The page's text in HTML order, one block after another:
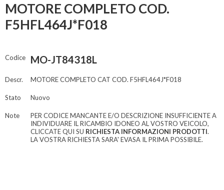
MOTORE COMPLETO COD.
F5HFL464J*F018
Codice MO-JT84318L
Descr. MOTORE COMPLETO CAT COD. F5HFL464J*F018
Stato Nuovo
Note
PER CODICE MANCANTE E/O DESCRIZIONE INSUFFICIENTE A
INDIVIDUARE IL RICAMBIO IDONEO AL VOSTRO VEICOLO,
CLICCATE QUI SU RICHIESTA INFORMAZIONI PRODOTTI.
LA VOSTRA RICHIESTA SARA' EVASA IL PRIMA POSSIBILE.